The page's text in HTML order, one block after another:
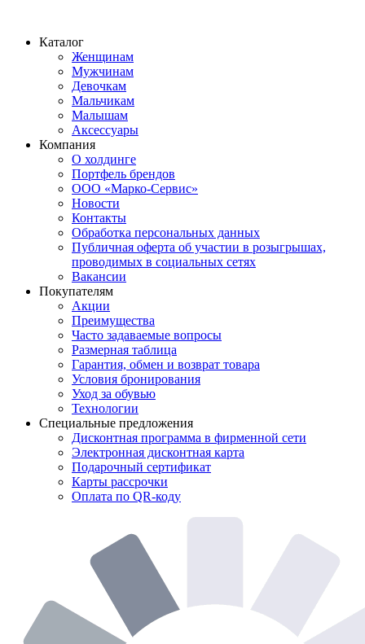
Каталог
Женщинам
Мужчинам
Девочкам
Мальчикам
Малышам
Аксессуары
Компания
О холдинге
Портфель брендов
ООО «Марко-Сервис»
Новости
Контакты
Обработка персональных данных
Публичная оферта об участии в розыгрышах,
проводимых в социальных сетях
Вакансии
Покупателям
Акции
Преимущества
Часто задаваемые вопросы
Размерная таблица
Гарантия, обмен и возврат товара
Условия бронирования
Уход за обувью
Технологии
Специальные предложения
Дисконтная программа в фирменной сети
Электронная дисконтная карта
Подарочный сертификат
Карты рассрочки
Оплата по QR-коду